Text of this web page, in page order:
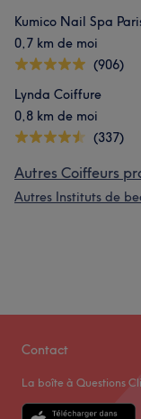
Kumico Nail Spa
0,7 km de moi
(906)
Lynda Coiffure
0,8 km de moi
(337)
Autres Coiffeurs
Autres Instituts de
Contact
La boîte à Questions